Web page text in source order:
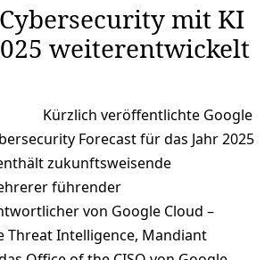
mit KI
weiterentwickelt
Kürzlich veröffentlichte Google
Forecast für das Jahr 2025
zukunftsweisende
führender
von Google Cloud –
Threat Intelligence, Mandiant